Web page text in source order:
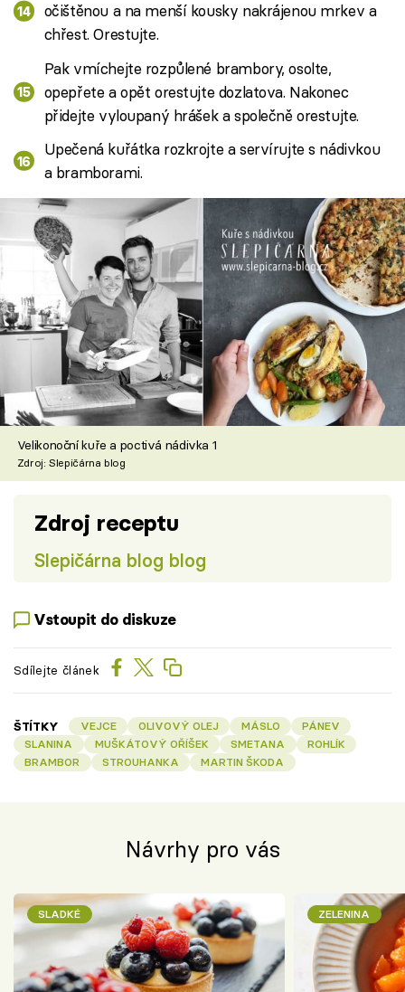
očištěnou a na menší kousky nakrájenou mrkev a
chřest. Orestujte.
Pak vmíchejte rozpůlené brambory, osolte,
opepřete a opět orestujte dozlatova. Nakonec
přidejte vyloupaný hrášek a společně orestujte.
Upečená kuřátka rozkrojte a servírujte s nádivkou
a bramborami.
Velikonoční kuře a poctivá nádivka 1
Zdroj: Slepičárna blog
Zdroj receptu
Slepičárna blog blog
Vstoupit do diskuze
Sdílejte článek
ŠTÍTKY VEJCE OLIVOVÝ OLEJ MÁSLO
PÁNEV
SLANINA
MUŠKÁTOVÝ OŘÍŠEK SMETANA
ROHLÍK
BRAMBOR
STROUHANKA MARTIN ŠKODA
Návrhy pro vás
SLADKÉ ZELENINA